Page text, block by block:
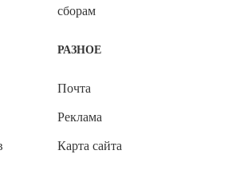
сборам
РАЗНОЕ
Почта
Реклама
Карта сайта